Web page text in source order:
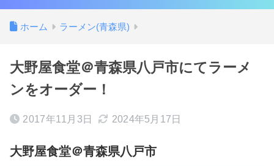
ホーム ラーメン(青森県)
大野屋食堂＠青森県八戸市にてラーメ
ンをオーダー！
2017年11月3日 2024年5月17日
大野屋食堂＠青森県八戸市